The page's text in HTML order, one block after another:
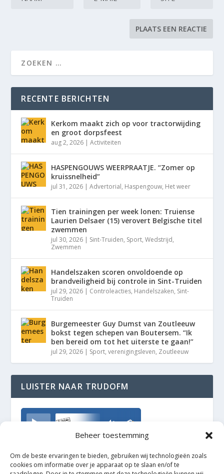
Beheer toestemming
Om de beste ervaringen te bieden, gebruiken wij technologieën zoals
cookies om informatie over je apparaat op te slaan en/of te
RECENTE BERICHTEN
Kerkom maakt zich op voor tractorwijding
en groot dorpsfeest
aug 2, 2026 |Activiteiten
HASPENGOUWS WEERPRAATJE. “Zomer op
kruissnelheid”
jul 31, 2026 |Advertorial, Haspengouw, Het weer
Tien trainingen per week lonen: Truiense
Laurien Delsaer (15) verovert Belgische titel
zwemmen
jul 30, 2026 Sint-Truiden, Sport,Wedstrijd,
Zwemmen
Handelszaken scoren onvoldoende op
brandveiligheid bij controle in Sint-Truiden
jul 29, 2026 Controleacties, Handelszaken, Sint-
Truiden
Burgemeester Guy Dumst van Zoutleeuw
bokst tegen schepen van Boutersem. “Ik
ben bereid om tot het uiterste te gaan!”
jul 29, 2026 Sport,verenigingsleven, Zoutleeuw
LUISTER NAAR TRUDOFM
TrudoFM